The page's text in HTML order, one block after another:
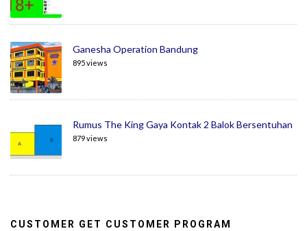
Ganesha Operation Bandung
895 views
Rumus The King Gaya Kontak 2 Balok Bersentuhan
879 views
CUSTOMER GET CUSTOMER PROGRAM